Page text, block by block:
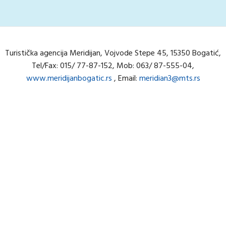
Turistička agencija Meridijan, Vojvode Stepe 45, 15350 Bogatić,
Tel/Fax: 015/ 77-87-152, Mob: 063/ 87-555-04,
www.meridijanbogatic.rs, Email:meridian3@mts.rs